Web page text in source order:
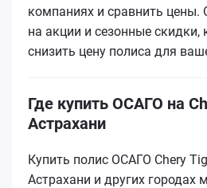
компаниях и сравнить цены.
на акции и сезонные скидки,
снизить цену полиса для
Где купить ОСАГО на
Астрахани
Купить полис ОСАГО Chery
Астрахани и других